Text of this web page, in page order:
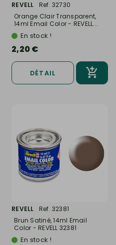
REVELL
Ref. 32730
Orange Clair Transparent,
14ml Email Color - REVELL...
En stock !
2,20 €
DÉTAIL
REVELL
Ref. 32381
Brun Satiné, 14ml Email
Color - REVELL 32381
En stock !